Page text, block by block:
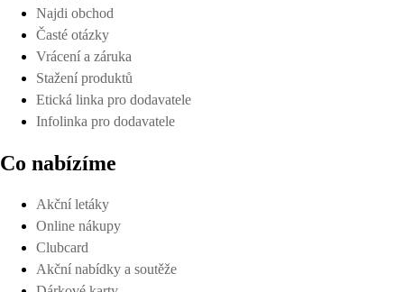
Najdi obchod
Časté otázky
Vrácení a záruka
Stažení produktů
Etická linka pro dodavatele
Infolinka pro dodavatele
Co nabízíme
Akční letáky
Online nákupy
Clubcard
Akční nabídky a soutěže